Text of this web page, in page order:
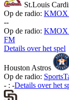
St.Louis
Op de radio: KMOX
--
Op de radio: KMOX
FM
Details over het spel
Houston Astros
Op de radio:
- : -Details over het